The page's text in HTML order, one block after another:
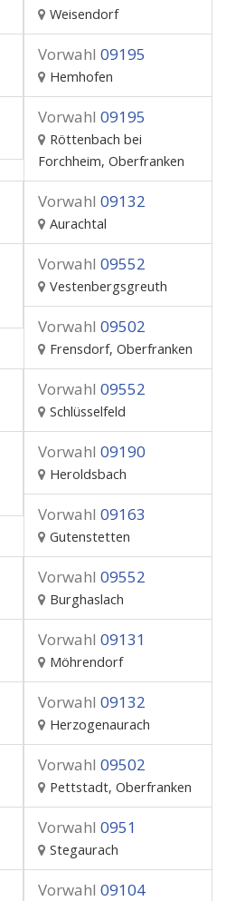
Weisendorf
Vorwahl 09195
Hemhofen
Vorwahl 09195
Röttenbach bei
Forchheim, Oberfranken
Vorwahl 09132
Aurachtal
Vorwahl 09552
Vestenbergsgreuth
Vorwahl 09502
Frensdorf, Oberfranken
Vorwahl 09552
Schlüsselfeld
Vorwahl 09190
Heroldsbach
Vorwahl 09163
Gutenstetten
Vorwahl 09552
Burghaslach
Vorwahl 09131
Möhrendorf
Vorwahl 09132
Herzogenaurach
Vorwahl 09502
Pettstadt, Oberfranken
Vorwahl 0951
Stegaurach
Vorwahl 09104